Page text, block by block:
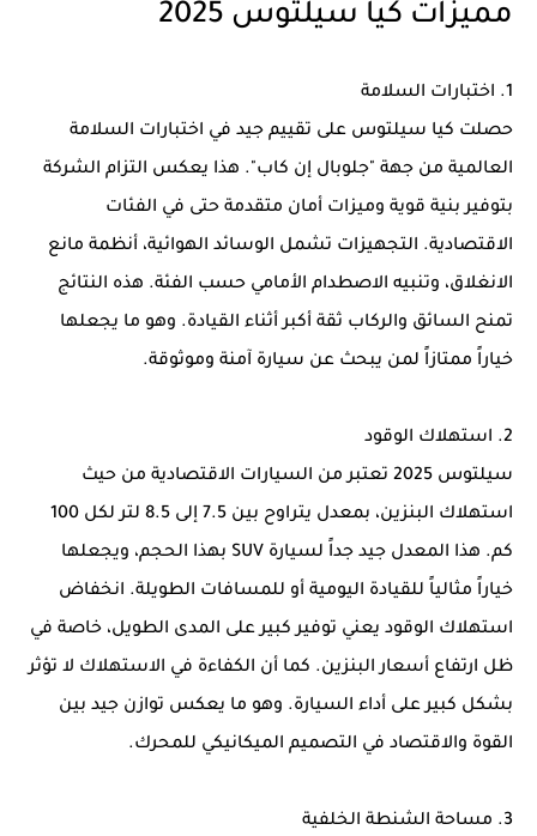
مميزات كيا سيلتوس 2025
1. اختبارات السلامة
حصلت كيا سيلتوس على تقييم جيد في اختبارات السلامة
العالمية من جهة "جلوبال إن كاب". هذا يعكس التزام الشركة
بتوفير بنية قوية وميزات أمان متقدمة حتى في الفئات
الاقتصادية. التجهيزات تشمل الوسائد الهوائية، أنظمة مانع
الانغلاق، وتنبيه الاصطدام الأمامي حسب الفئة. هذه النتائج
تمنح السائق والركاب ثقة أكبر أثناء القيادة. وهو ما يجعلها
خياراً ممتازاً لمن يبحث عن سيارة آمنة وموثوقة.
2. استهلاك الوقود
سيلتوس 2025 تعتبر من السيارات الاقتصادية من حيث
استهلاك البنزين، بمعدل يتراوح بين 7.5 إلى 8.5 لتر لكل 100
كم. هذا المعدل جيد جداً لسيارة SUV بهذا الحجم، ويجعلها
خياراً مثالياً للقيادة اليومية أو للمسافات الطويلة. انخفاض
استهلاك الوقود يعني توفير كبير على المدى الطويل، خاصة في
ظل ارتفاع أسعار البنزين. كما أن الكفاءة في الاستهلاك لا تؤثر
بشكل كبير على أداء السيارة. وهو ما يعكس توازن جيد بين
القوة والاقتصاد في التصميم الميكانيكي للمحرك.
3. مساحة الشنطة الخلفية